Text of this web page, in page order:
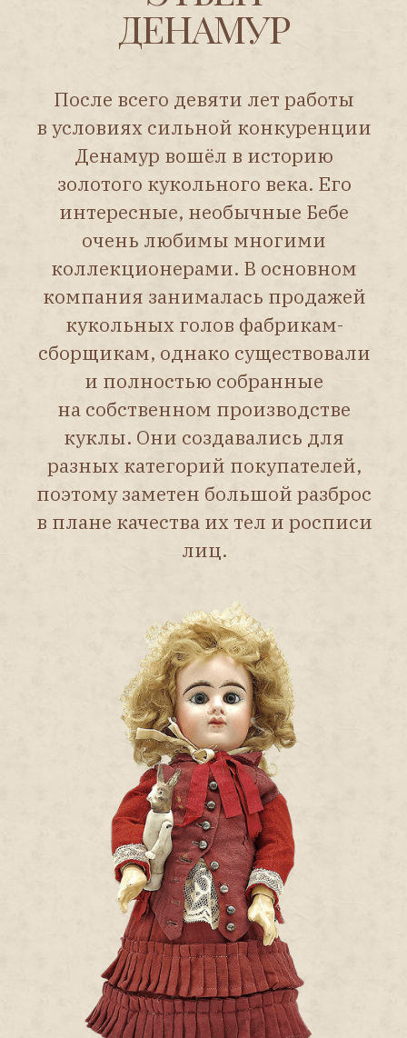
Уши проколоты.
Губы пухлые. Верхняя губа
имеет характерную форму
широкого и почти до нижней
губы вырезанного бантика.
Тела у подобных кукол
деревянно-композитные,
разного вида и качества.
Качество фарфора
нестабильное:
от безупречного
до неважного, с чёрными
точками и другими
дефектами обжига.
Интересный
факт:
Эмиль Дуйе использовал для
своей куклы такую же
буквенную маркировку «E.D.»,
что вызывает сложности
в идентификации.